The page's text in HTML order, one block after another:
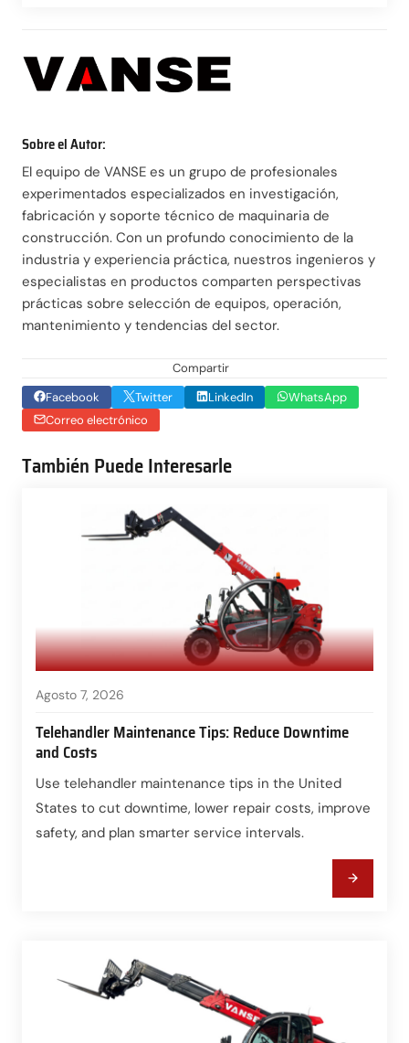
Sobre el Autor:
El equipo de VANSE es un grupo de profesionales
experimentados especializados en investigación,
fabricación y soporte técnico de maquinaria de
construcción. Con un profundo conocimiento de la
industria y experiencia práctica, nuestros ingenieros y
especialistas en productos comparten perspectivas
prácticas sobre selección de equipos, operación,
mantenimiento y tendencias del sector.
Compartir
Facebook
Twitter LinkedIn
WhatsApp
Correo electrónico
También Puede Interesarle
Agosto 7, 2026
Telehandler Maintenance Tips: Reduce Downtime
and Costs
Use telehandler maintenance tips in the United
States to cut downtime, lower repair costs, improve
safety, and plan smarter service intervals.